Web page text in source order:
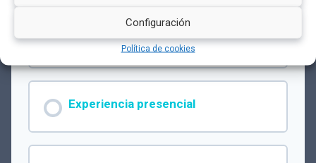
Configuración
Política de cookies
Champions For Safety Transversal
0% COMPLETADO 0/0 pasos
Experiencia presencial